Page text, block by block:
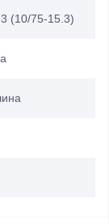
(10/75-15.3)